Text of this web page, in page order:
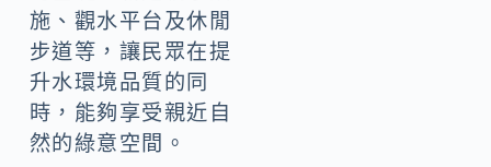
施、觀水平台及休閒
步道等，讓民眾在提
升水環境品質的同
時，能夠享受親近自
然的綠意空間。